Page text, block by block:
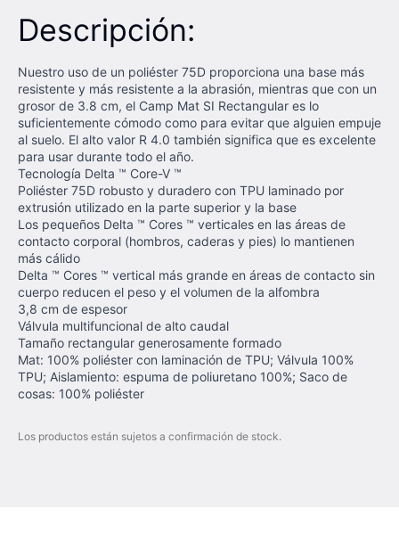
Descripción:
Nuestro uso de un poliéster 75D proporciona una base más
resistente y más resistente a la abrasión, mientras que con un
grosor de 3.8 cm, el Camp Mat SI Rectangular es lo
suficientemente cómodo como para evitar que alguien empuje
al suelo. El alto valor R 4.0 también significa que es excelente
para usar durante todo el año.
Tecnología Delta ™ Core-V ™
Poliéster 75D robusto y duradero con TPU laminado por
extrusión utilizado en la parte superior y la base
Los pequeños Delta ™ Cores ™ verticales en las áreas de
contacto corporal (hombros, caderas y pies) lo mantienen
más cálido
Delta ™ Cores ™ vertical más grande en áreas de contacto sin
cuerpo reducen el peso y el volumen de la alfombra
3,8 cm de espesor
Válvula multifuncional de alto caudal
Tamaño rectangular generosamente formado
Mat: 100% poliéster con laminación de TPU; Válvula 100%
TPU; Aislamiento: espuma de poliuretano 100%; Saco de
cosas: 100% poliéster
Los productos están sujetos a confirmación de stock.